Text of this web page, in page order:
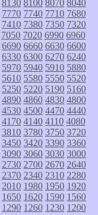
8130 8100 8070 8040
7770 7740 7710 7680
7410 7380 7350 7320
7050 7020 6990 6960
6690 6660 6630 6600
6330 6300 6270 6240
5970 5940 5910 5880
5610 5580 5550 5520
5250 5220 5190 5160
4890 4860 4830 4800
4530 4500 4470 4440
4170 4140 4110 4080
3810 3780 3750 3720
3450 3420 3390 3360
3090 3060 3030 3000
2730 2700 2670 2640
2370 2340 2310 2280
2010 1980 1950 1920
1650 1620 1590 1560
1290 1260 1230 1200